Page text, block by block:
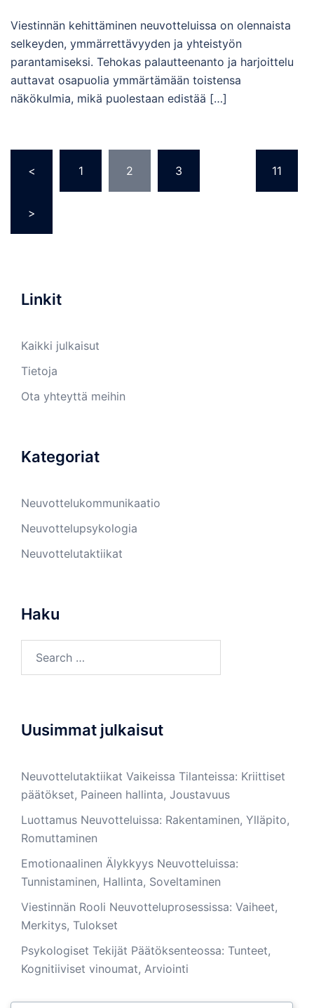
Viestinnän kehittäminen neuvotteluissa on olennaista
selkeyden, ymmärrettävyyden ja yhteistyön
parantamiseksi. Tehokas palautteenanto ja harjoittelu
auttavat osapuolia ymmärtämään toistensa
näkökulmia, mikä puolestaan edistää […]
pagination
< 1 2 3 11
>
Linkit
Kaikki julkaisut
Tietoja
Ota yhteyttä meihin
Kategoriat
Neuvottelukommunikaatio
Neuvottelupsykologia
Neuvottelutaktiikat
Haku
for:
Uusimmat julkaisut
Neuvottelutaktiikat Vaikeissa Tilanteissa: Kriittiset
päätökset, Paineen hallinta, Joustavuus
Luottamus Neuvotteluissa: Rakentaminen, Ylläpito,
Romuttaminen
Emotionaalinen Älykkyys Neuvotteluissa:
Tunnistaminen, Hallinta, Soveltaminen
Viestinnän Rooli Neuvotteluprosessissa: Vaiheet,
Merkitys, Tulokset
Psykologiset Tekijät Päätöksenteossa: Tunteet,
Kognitiiviset vinoumat, Arviointi